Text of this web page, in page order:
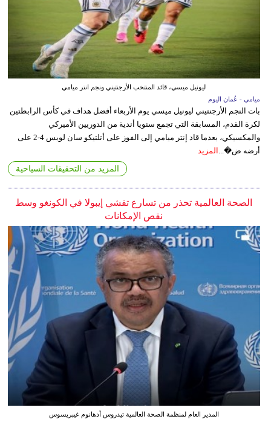
ليونيل ميسي، قائد المنتخب الأرجنتيني ونجم انتر ميامي
ميامي - عُمان اليوم
بات النجم الأرجنتيني ليونيل ميسي يوم الأربعاء أفضل هداف في كأس الرابطتين
لكرة القدم، المسابقة التي تجمع سنويا أندية من الدوريين الأميركي
والمكسيكي، بعدما قاد إنتر ميامي إلى الفوز على أتلتيكو سان لويس 4-2 على
أرضه ض�... المزيد
المزيد من التحقيقات السياحية
الصحة العالمية تحذر من تسارع تفشي إيبولا في الكونغو وسط
نقص الإمكانات
المدير العام لمنظمة الصحة العالمية تيدروس أدهانوم غيبريسوس